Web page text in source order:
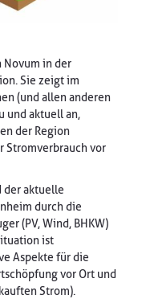
Novum in der
Sie zeigt im
(und allen anderen
und aktuell an,
der Region
Stromverbrauch vor
der aktuelle
durch die
(PV, Wind, BHKW)
ist
Aspekte für die
vor Ort und
Strom).